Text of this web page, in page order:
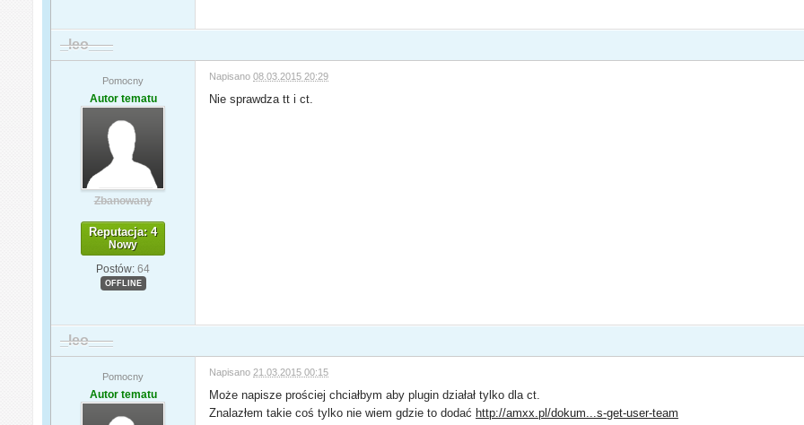
_leo___
Pomocny
Autor tematu
Zbanowany
Reputacja: 4
Nowy
Postów: 64
OFFLINE
Napisano08.03.2015 20:29
Nie sprawdza tt i ct.
_leo___
Pomocny
Autor tematu
Napisano 21.03.2015 00:15
Może napisze prościej chciałbym aby plugin działał tylko dla ct.
Znalazłem takie coś tylko nie wiem gdzie to dodać http://amxx.pl/dokum...s-get-user-team